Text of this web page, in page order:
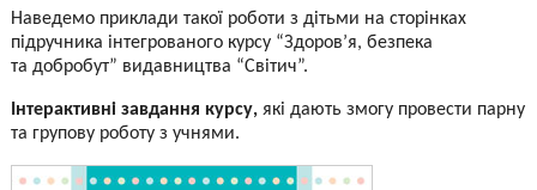
Наведемо приклади такої роботи з дітьми на сторінках
підручника інтегрованого курсу “Здоров’я, безпека
та добробут” видавництва “Світич”.
Інтерактивні завдання курсу,які дають змогу провести парну
та групову роботу з учнями.